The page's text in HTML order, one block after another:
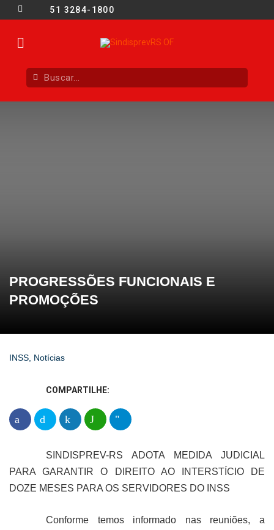
51 3284-1800
PROGRESSÕES FUNCIONAIS E
PROMOÇÕES
INSS, Notícias
COMPARTILHE:
SINDISPREV-RS ADOTA MEDIDA JUDICIAL
PARA GARANTIR O DIREITO AO INTERSTÍCIO DE
DOZE MESES PARA OS SERVIDORES DO INSS
Conforme temos informado nas reuniões, a